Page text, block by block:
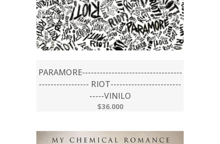
PARAMORE----------------------------------
----------------- RIOT------------------------
-----VINILO
$36.000